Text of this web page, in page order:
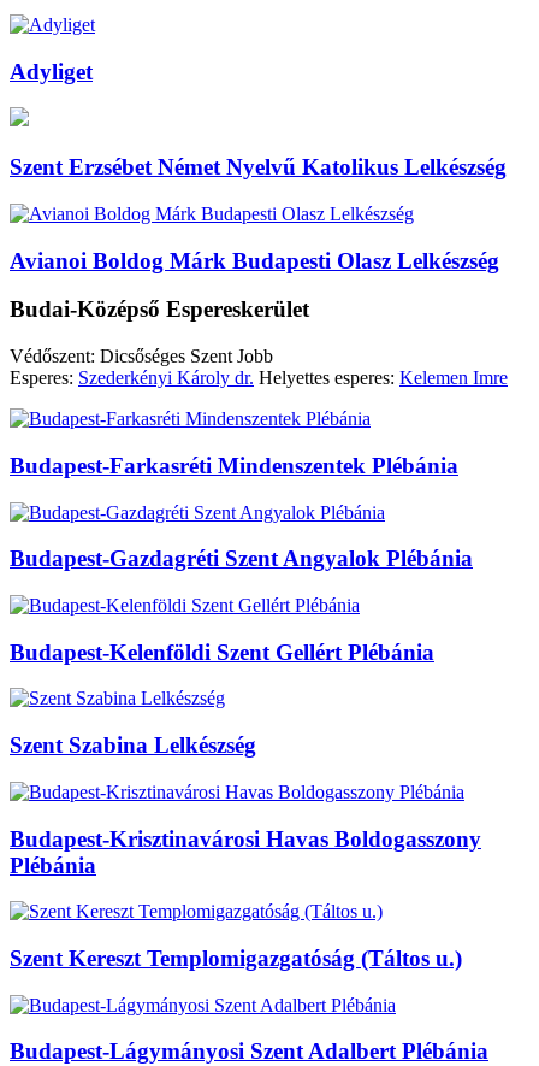
Adyliget
Szent Erzsébet Német Nyelvű Katolikus Lelkészség
Avianoi Boldog Márk Budapesti Olasz Lelkészség
Budai-Középső Espereskerület
Védőszent: Dicsőséges Szent Jobb
Esperes: Szederkényi Károly dr. Helyettes esperes: Kelemen Imre
Budapest-Farkasréti Mindenszentek Plébánia
Budapest-Gazdagréti Szent Angyalok Plébánia
Budapest-Kelenföldi Szent Gellért Plébánia
Szent Szabina Lelkészség
Budapest-Krisztinavárosi Havas Boldogasszony
Plébánia
Szent Kereszt Templomigazgatóság (Táltos u.)
Budapest-Lágymányosi Szent Adalbert Plébánia